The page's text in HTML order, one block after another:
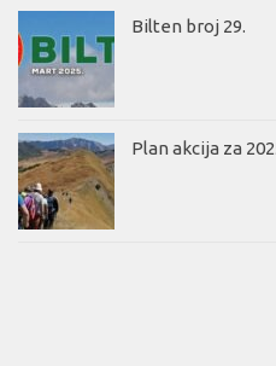
Bilten broj 29.
Plan akcija za